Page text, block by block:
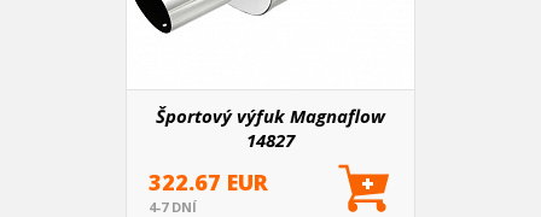
Športový výfuk Magnaflow
14827
322.67 EUR
4-7 DNÍ